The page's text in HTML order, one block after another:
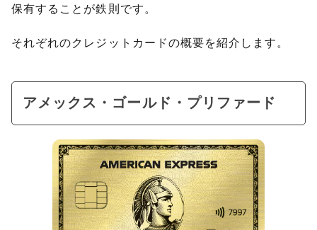
保有することが鉄則です。
それぞれのクレジットカードの概要を紹介します。
アメックス・ゴールド・プリファード